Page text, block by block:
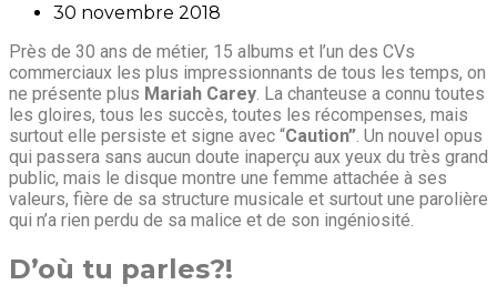
30 novembre 2018
Près de 30 ans de métier, 15 albums et l’un des CVs
commerciaux les plus impressionnants de tous les temps, on
ne présente plus Mariah Carey. La chanteuse a connu toutes
les gloires, tous les succès, toutes les récompenses, mais
surtout elle persiste et signe avec “Caution”. Un nouvel opus
qui passera sans aucun doute inaperçu aux yeux du très grand
public, mais le disque montre une femme attachée à ses
valeurs, fière de sa structure musicale et surtout une parolière
qui n’a rien perdu de sa malice et de son ingéniosité.
D’où tu parles?!